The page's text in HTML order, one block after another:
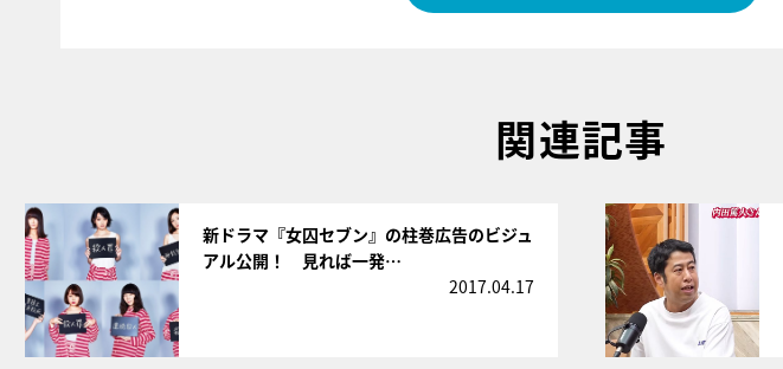
関連記事
新ドラマ『女囚セブン』の柱巻広告のビジュ
アル公開！ 見れば一発…
2017.04.17